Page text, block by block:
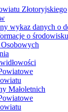
Złotoryjskiego
wykaz danych o
o
Małoletnich